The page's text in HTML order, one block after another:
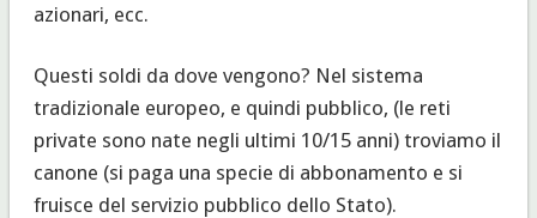
azionari, ecc.
Questi soldi da dove vengono? Nel sistema
tradizionale europeo, e quindi pubblico, (le reti
private sono nate negli ultimi 10/15 anni) troviamo il
canone (si paga una specie di abbonamento e si
fruisce del servizio pubblico dello Stato).